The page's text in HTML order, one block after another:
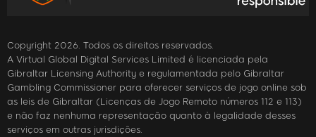
Copyright 2026. Todos os direitos reservados.
A Virtual Global Digital Services Limited é licenciada pela
Gibraltar Licensing Authority e regulamentada pelo Gibraltar
Gambling Commissioner para oferecer serviços de jogo online sob
as leis de Gibraltar (Licenças de Jogo Remoto números 112 e 113)
e não faz nenhuma representação quanto à legalidade desses
serviços em outras jurisdições.